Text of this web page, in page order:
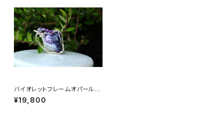
バイオレットフレームオパール
明確なビジョンをもたらし、ガー
ディアンエンジェルと繋げる石
¥19,800